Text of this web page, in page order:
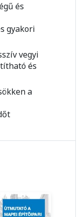
és
gyakori
vegyi
és
a